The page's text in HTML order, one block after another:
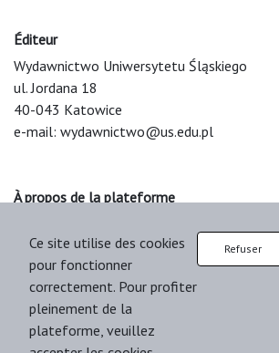
Éditeur
Wydawnictwo Uniwersytetu Śląskiego
ul. Jordana 18
40-043 Katowice
e-mail: wydawnictwo@us.edu.pl
À propos de la plateforme
Support & Customization by LIBCOM
Platform & Workflow by OJS/PKP
Ce site utilise des cookies
pour fonctionner
correctement. Pour profiter
pleinement de la
plateforme, veuillez
Refuser